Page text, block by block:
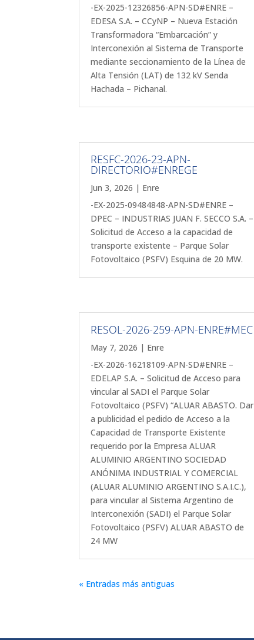
-EX-2025-12326856-APN-SD#ENRE –
EDESA S.A. – CCyNP – Nueva Estación
Transformadora “Embarcación” y
Interconexión al Sistema de Transporte
mediante seccionamiento de la Línea de
Alta Tensión (LAT) de 132 kV Senda
Hachada – Pichanal.
RESFC-2026-23-APN-
DIRECTORIO#ENREGE
Jun 3, 2026 | Enre
-EX-2025-09484848-APN-SD#ENRE –
DPEC – INDUSTRIAS JUAN F. SECCO S.A. –
Solicitud de Acceso a la capacidad de
transporte existente – Parque Solar
Fotovoltaico (PSFV) Esquina de 20 MW.
RESOL-2026-259-APN-ENRE#MEC
May 7, 2026 | Enre
-EX-2026-16218109-APN-SD#ENRE –
EDELAP S.A. – Solicitud de Acceso para
vincular al SADI el Parque Solar
Fotovoltaico (PSFV) “ALUAR ABASTO. Dar
a publicidad el pedido de Acceso a la
Capacidad de Transporte Existente
requerido por la Empresa ALUAR
ALUMINIO ARGENTINO SOCIEDAD
ANÓNIMA INDUSTRIAL Y COMERCIAL
(ALUAR ALUMINIO ARGENTINO S.A.I.C.),
para vincular al Sistema Argentino de
Interconexión (SADI) el Parque Solar
Fotovoltaico (PSFV) ALUAR ABASTO de
24 MW
« Entradas más antiguas